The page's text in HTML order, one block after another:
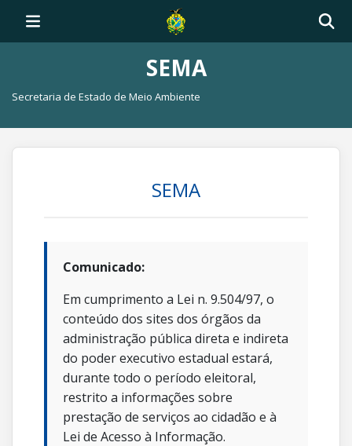
SEMA
Secretaria de Estado de Meio Ambiente
SEMA
Comunicado:
Em cumprimento a Lei n. 9.504/97, o
conteúdo dos sites dos órgãos da
administração pública direta e indireta
do poder executivo estadual estará,
durante todo o período eleitoral,
restrito a informações sobre
prestação de serviços ao cidadão e à
Lei de Acesso à Informação.